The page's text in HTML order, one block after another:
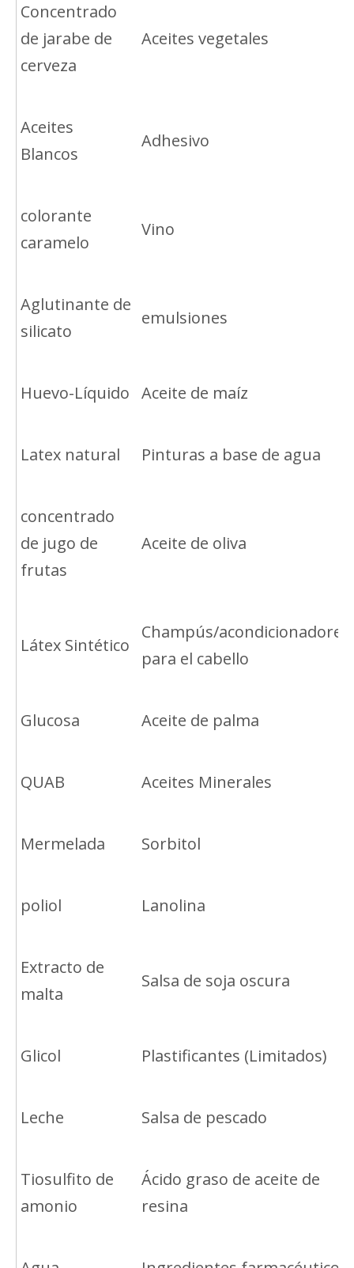
Concentrado
de jarabe de
cerveza
Aceites vegetales
Aceites
Blancos
Adhesivo
colorante
caramelo
Vino
Aglutinante de
silicato
emulsiones
Huevo-Líquido Aceite de maíz
Latex natural Pinturas a base de agua
concentrado
de jugo de
frutas
Aceite de oliva
Látex Sintético
Champús/acondicionadores
para el cabello
Glucosa Aceite de palma
QUAB Aceites Minerales
Mermelada Sorbitol
poliol Lanolina
Extracto de
malta
Salsa de soja oscura
Glicol Plastificantes (Limitados)
Leche Salsa de pescado
Tiosulfito de
amonio
Ácido graso de aceite de
resina